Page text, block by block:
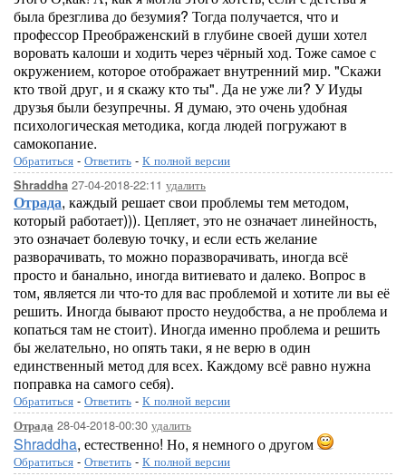
была брезглива до безумия? Тогда получается, что и
профессор Преображенский в глубине своей души хотел
воровать калоши и ходить через чёрный ход. Тоже самое с
окружением, которое отображает внутренний мир. "Скажи
кто твой друг, и я скажу кто ты". Да не уже ли? У Иуды
друзья были безупречны. Я думаю, это очень удобная
психологическая методика, когда людей погружают в
самокопание.
Обратиться - Ответить - К полной версии
Shraddha 27-04-2018-22:11 удалить
Отрада, каждый решает свои проблемы тем методом,
который работает))). Цепляет, это не означает линейность,
это означает болевую точку, и если есть желание
разворачивать, то можно поразворачивать, иногда всё
просто и банально, иногда витиевато и далеко. Вопрос в
том, является ли что-то для вас проблемой и хотите ли вы её
решить. Иногда бывают просто неудобства, а не проблема и
копаться там не стоит). Иногда именно проблема и решить
бы желательно, но опять таки, я не верю в один
единственный метод для всех. Каждому всё равно нужна
поправка на самого себя).
Обратиться - Ответить - К полной версии
Отрада 28-04-2018-00:30 удалить
Shraddha, естественно! Но, я немного о другом
Обратиться - Ответить - К полной версии